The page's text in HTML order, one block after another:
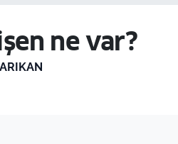
ne var?